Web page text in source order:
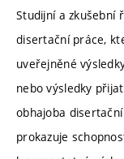
Studijní a zkušební
disertační práce,
uveřejněné
nebo výsledky
obhajoba
prokazuje